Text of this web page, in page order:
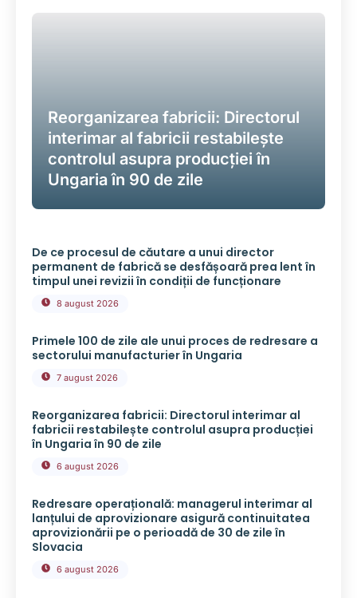
Reorganizarea fabricii: Directorul
interimar al fabricii restabilește
controlul asupra producției în
Ungaria în 90 de zile
De ce procesul de căutare a unui director
permanent de fabrică se desfășoară prea lent în
timpul unei revizii în condiții de funcționare
8 august 2026
Primele 100 de zile ale unui proces de redresare a
sectorului manufacturier în Ungaria
7 august 2026
Reorganizarea fabricii: Directorul interimar al
fabricii restabilește controlul asupra producției
în Ungaria în 90 de zile
6 august 2026
Redresare operațională: managerul interimar al
lanțului de aprovizionare asigură continuitatea
aprovizionării pe o perioadă de 30 de zile în
Slovacia
6 august 2026